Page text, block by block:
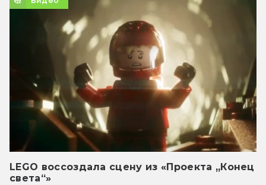
LEGO воссоздала сцену из «Проекта „Конец
света“»